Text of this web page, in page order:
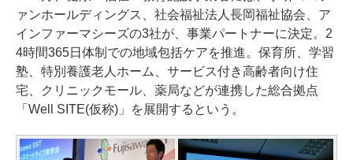
ァンホールディングス、社会福祉法人長岡福祉協会、ア
インファーマシーズの3社が、事業パートナーに決定。2
4時間365日体制での地域包括ケアを推進。保育所、学習
塾、特別養護老人ホーム、サービス付き高齢者向け住
宅、クリニックモール、薬局などが連携した総合拠点
「Well SITE(仮称)」を展開するという。